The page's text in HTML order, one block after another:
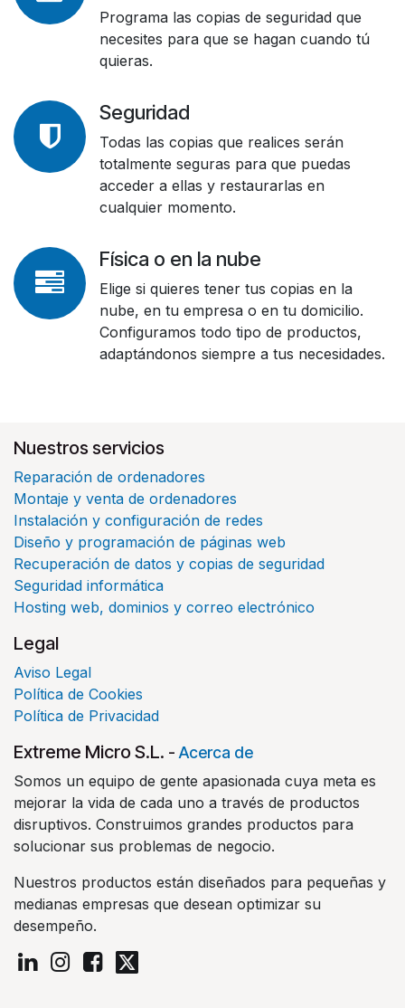
Programa las copias de seguridad que
necesites para que se hagan cuando tú
quieras.
Seguridad
Todas las copias que realices serán
totalmente seguras para que puedas
acceder a ellas y restaurarlas en
cualquier momento.
Física o en la nube
Elige si quieres tener tus copias en la
nube, en tu empresa o en tu domicilio.
Configuramos todo tipo de productos,
adaptándonos siempre a tus necesidades.
Nuestros servicios
Reparación de ordenadores
Montaje y venta de ordenadores
Instalación y configuración de redes
Diseño y programación de páginas web
Recuperación de datos y copias de seguridad
Seguridad informática
Hosting web, dominios y correo electrónico
Legal
Aviso Legal
Política de Cookies
Política de Privacidad
Extreme Micro S.L. - Acerca de
Somos un equipo de gente apasionada cuya meta es
mejorar la vida de cada uno a través de productos
disruptivos. Construimos grandes productos para
solucionar sus problemas de negocio.
Nuestros productos están diseñados para pequeñas y
medianas empresas que desean optimizar su
desempeño.